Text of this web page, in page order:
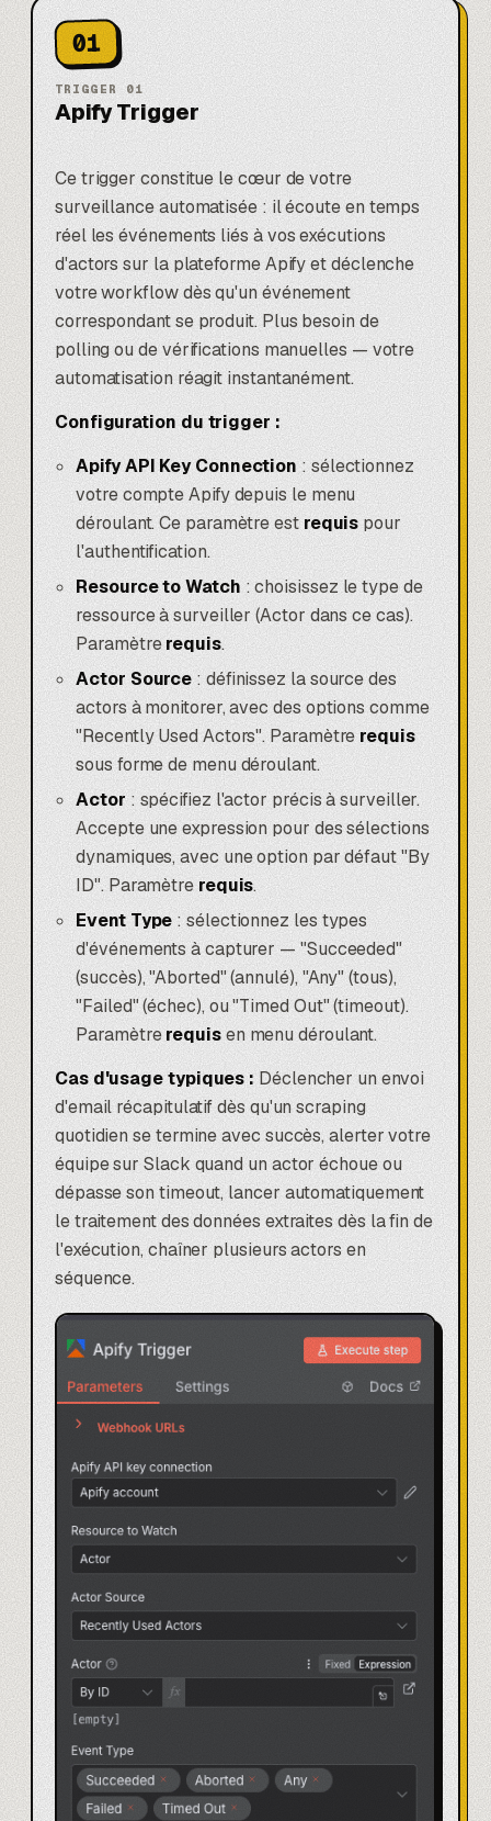
01
TRIGGER 01
Apify Trigger
Ce trigger constitue le cœur de votre
surveillance automatisée : il écoute en temps
réel les événements liés à vos exécutions
d'actors sur la plateforme Apify et déclenche
votre workflow dès qu'un événement
correspondant se produit. Plus besoin de
polling ou de vérifications manuelles — votre
automatisation réagit instantanément.
Configuration du trigger :
Apify API Key Connection: sélectionnez
votre compte Apify depuis le menu
déroulant. Ce paramètre estrequispour
l'authentification.
Resource to Watch: choisissez le type de
ressource à surveiller (Actor dans ce cas).
Paramètrerequis.
Actor Source : définissez la source des
actors à monitorer, avec des options comme
"Recently Used Actors". Paramètre requis
sous forme de menu déroulant.
Actor: spécifiez l'actor précis à surveiller.
Accepte une expression pour des sélections
dynamiques, avec une option par défaut "By
ID". Paramètrerequis.
Event Type : sélectionnez les types
d'événements à capturer — "Succeeded"
(succès), "Aborted" (annulé), "Any" (tous),
"Failed" (échec), ou "Timed Out" (timeout).
Paramètrerequisen menu déroulant.
Cas d'usage typiques : Déclencher un envoi
d'email récapitulatif dès qu'un scraping
quotidien se termine avec succès, alerter votre
équipe sur Slack quand un actor échoue ou
dépasse son timeout, lancer automatiquement
le traitement des données extraites dès la fin de
l'exécution, chaîner plusieurs actors en
séquence.